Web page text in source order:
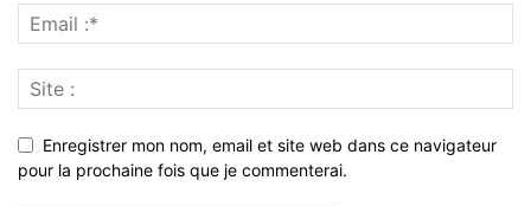
Enregistrer mon nom, email et site web dans ce navigateur
pour la prochaine fois que je commenterai.